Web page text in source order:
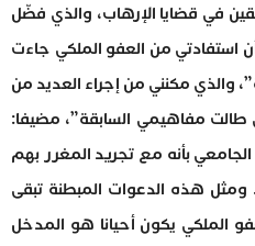
في قضايا الإرهاب، والذي فضّل
من العفو الملكي جاءت
والذي مكنني من إجراء العديد من
طالت مفاهيمي السابقة”، مضيفا:
بأنه مع تجريد المغرر بهم
ومثل هذه الدعوات المبطنة تبقى
الملكي يكون أحيانا هو المدخل